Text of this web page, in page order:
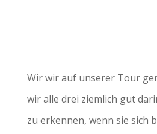
Wir wir auf unserer Tour
wir alle drei ziemlich gut
zu erkennen, wenn sie sich